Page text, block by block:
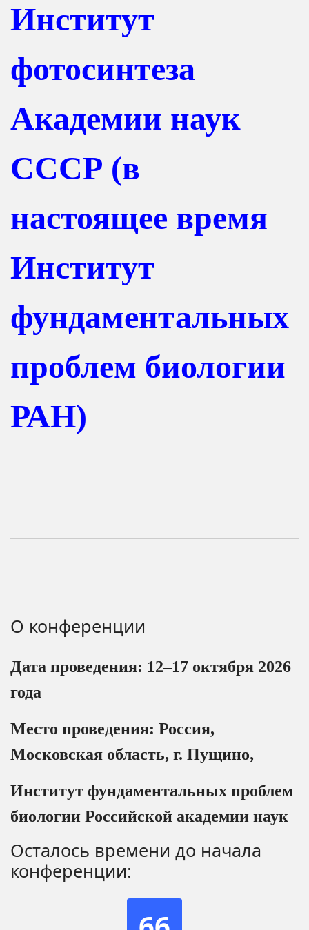
Институт
фотосинтеза
Академии наук
СССР (в
настоящее время
Институт
фундаментальных
проблем биологии
РАН)
О конференции
Дата проведения: 12–17 октября 2026
года
Место проведения: Россия,
Московская область, г. Пущино,
Институт фундаментальных проблем
биологии Российской академии наук
Осталось времени до начала
конференции: